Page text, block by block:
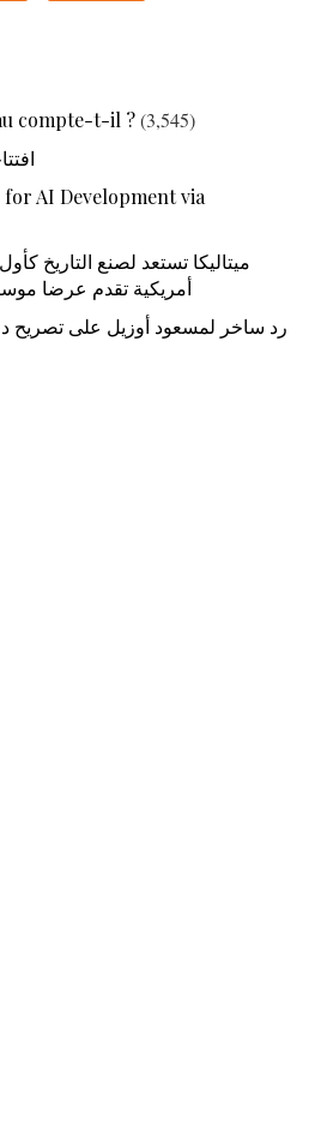
compte-t-il ?(3,545)
AI Development via
ميتاليكا تستعد لصنع التاريخ
أمريكية تقدم عرضا
رد ساخر لمسعود أوزيل على تصريح